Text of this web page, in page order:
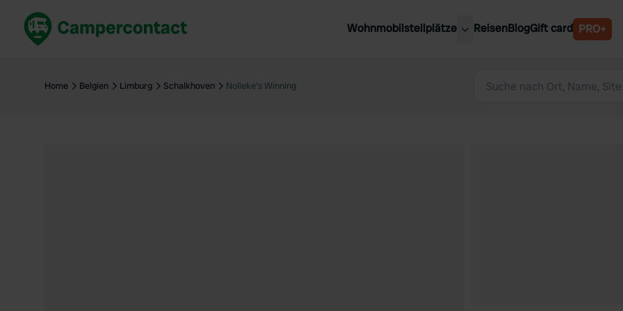
Wohnmobilstellplätze
Deutschland
Deutschland
Luxemburg
ReisenBlogGift card PRO+
Home Belgien Limburg Schalkhoven Nolleke's Winning